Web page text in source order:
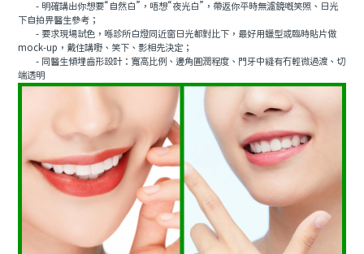
- 明確講出你想要“自然白”，唔想“夜光白”，帶返你平時無濾鏡嘅笑照、日光
下自拍畀醫生參考；
- 要求現場試色，喺診所白燈同近窗日光都對比下，最好用蠟型或臨時貼片做
mock-up，戴住講嘢、笑下、影相先決定；
- 同醫生傾埋齒形設計：寬高比例、邊角圓潤程度、門牙中縫有冇輕微過渡、切
端透明